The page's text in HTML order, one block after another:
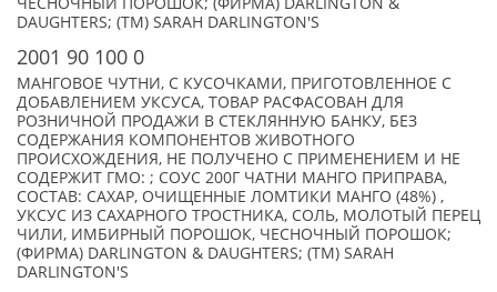
DAUGHTERS; (TM) SARAH DARLINGTON'S
2001 90 100 0
МАНГОВОЕ ЧУТНИ, С КУСОЧКАМИ, ПРИГОТОВЛЕННОЕ С
ДОБАВЛЕНИЕМ УКСУСА, ТОВАР РАСФАСОВАН ДЛЯ
РОЗНИЧНОЙ ПРОДАЖИ В СТЕКЛЯННУЮ БАНКУ, БЕЗ
СОДЕРЖАНИЯ КОМПОНЕНТОВ ЖИВОТНОГО
ПРОИСХОЖДЕНИЯ, НЕ ПОЛУЧЕНО С ПРИМЕНЕНИЕМ И НЕ
СОДЕРЖИТ ГМО: ; СОУС 200Г ЧАТНИ МАНГО ПРИПРАВА,
СОСТАВ: САХАР, ОЧИЩЕННЫЕ ЛОМТИКИ МАНГО (48%) ,
УКСУС ИЗ САХАРНОГО ТРОСТНИКА, СОЛЬ, МОЛОТЫЙ ПЕРЕЦ
ЧИЛИ, ИМБИРНЫЙ ПОРОШОК, ЧЕСНОЧНЫЙ ПОРОШОК;
(ФИРМА) DARLINGTON & DAUGHTERS; (TM) SARAH
DARLINGTON'S